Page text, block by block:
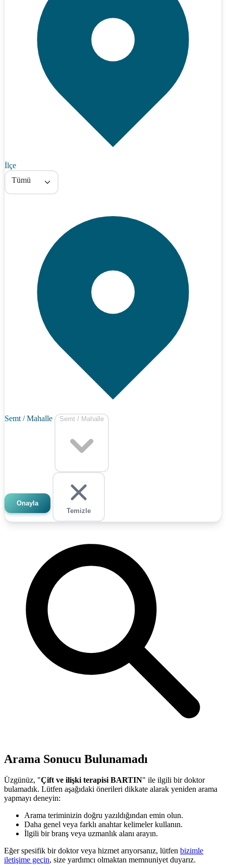
İlçe
Tümü
Semt / Mahalle Semt / Mahalle
Onayla
Temizle
Arama Sonucu Bulunamadı
Üzgünüz, "Çift ve ilişki terapisi BARTIN" ile ilgili bir doktor
bulamadık. Lütfen aşağıdaki önerileri dikkate alarak yeniden arama
yapmayı deneyin:
Arama teriminizin doğru yazıldığından emin olun.
Daha genel veya farklı anahtar kelimeler kullanın.
İlgili bir branş veya uzmanlık alanı arayın.
Eğer spesifik bir doktor veya hizmet arıyorsanız, lütfen bizimle
iletişime geçin, size yardımcı olmaktan memnuniyet duyarız.